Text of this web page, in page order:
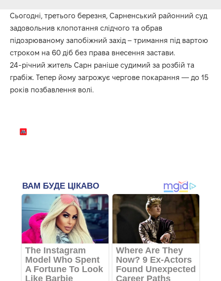
Сьогодні, третього березня, Сарненський районний суд
задовольнив клопотання слідчого та обрав
підозрюваному запобіжний захід – тримання під вартою
строком на 60 діб без права внесення застави.
24-річний житель Сарн раніше судимий за розбій та
грабіж. Тепер йому загрожує чергове покарання — до 15
років позбавлення волі.